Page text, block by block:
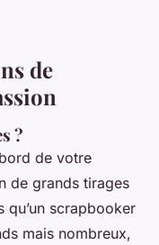
de
?
de votre
de grands tirages
qu’un scrapbooker
mais nombreux,